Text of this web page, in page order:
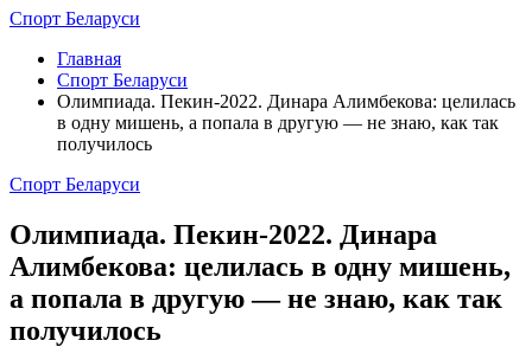
Спорт Беларуси
Главная
Спорт Беларуси
Олимпиада. Пекин-2022. Динара Алимбекова: целилась
в одну мишень, а попала в другую — не знаю, как так
получилось
Спорт Беларуси
Олимпиада. Пекин-2022. Динара
Алимбекова: целилась в одну мишень,
а попала в другую — не знаю, как так
получилось